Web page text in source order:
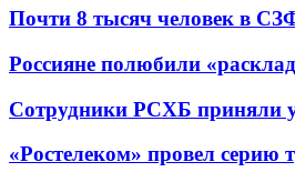
Почти 8 тысяч человек в
Россияне полюбили
Сотрудники РСХБ приняли
«Ростелеком» провел серию